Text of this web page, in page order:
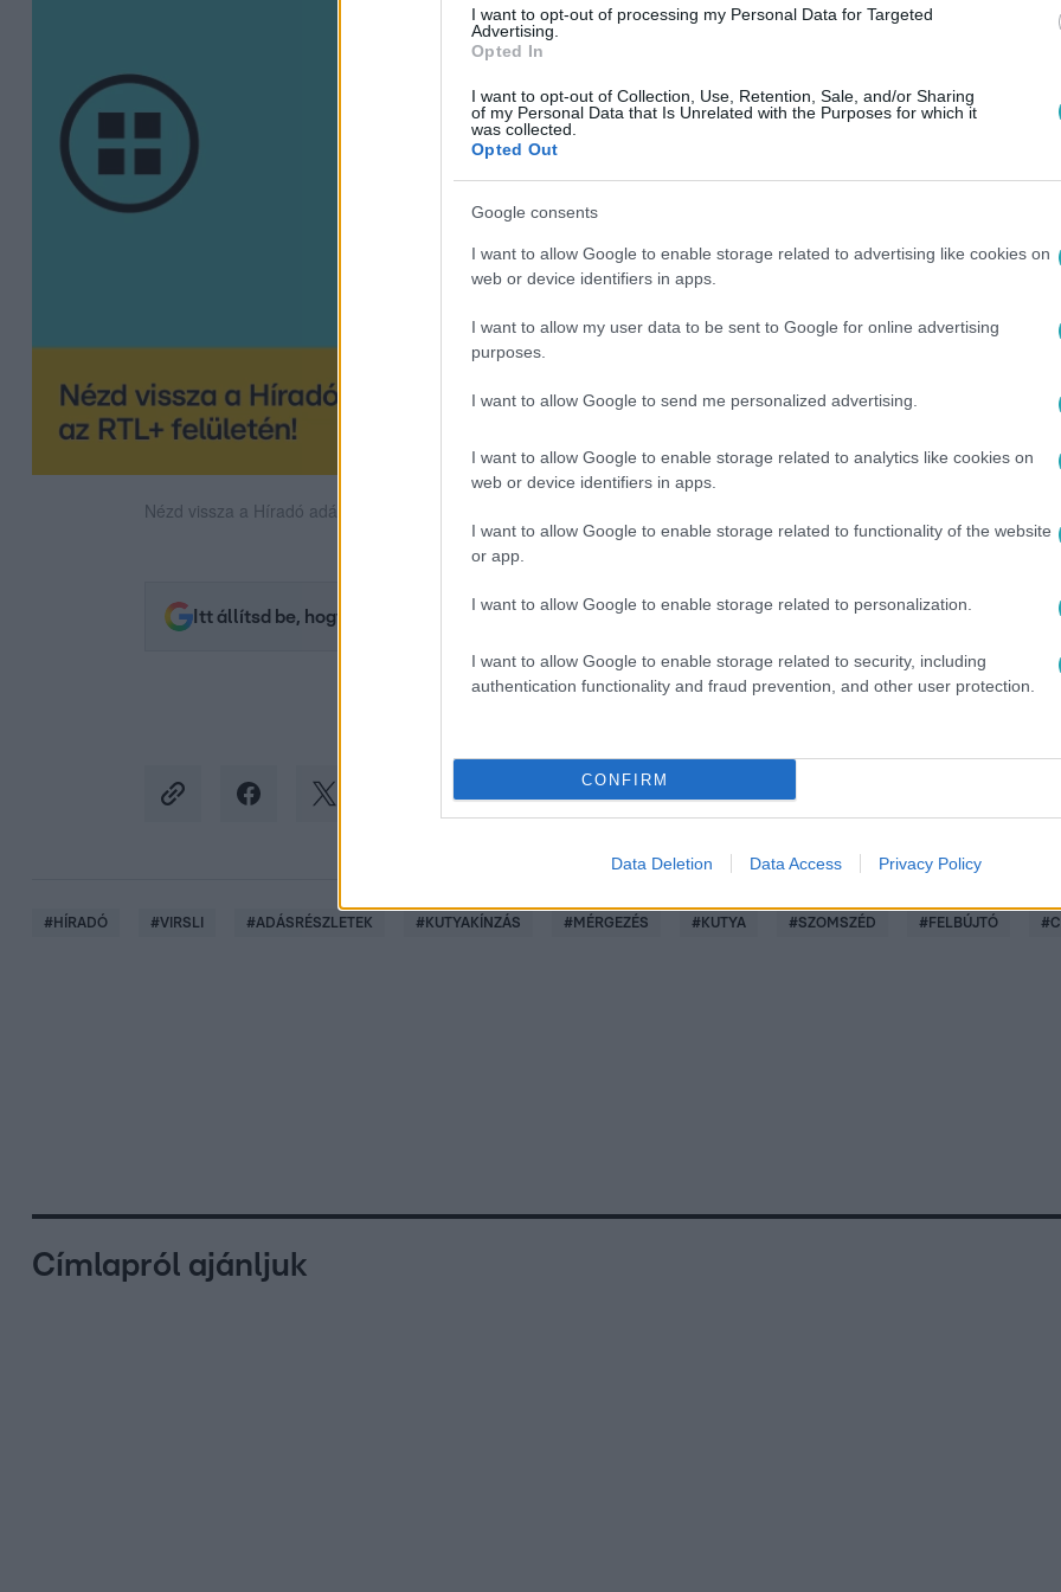
I want to opt-out of processing my Personal Data for Targeted
Advertising.
Opted In
I want to opt-out of Collection, Use, Retention, Sale, and/or Sharing
of my Personal Data that Is Unrelated with the Purposes for which it
was collected.
Opted Out
Google consents
I want to allow Google to enable storage related to advertising like cookies on
web or device identifiers in apps.
I want to allow my user data to be sent to Google for online advertising
purposes.
I want to allow Google to send me personalized advertising.
I want to allow Google to enable storage related to analytics like cookies on
web or device identifiers in apps.
I want to allow Google to enable storage related to functionality of the website
or app.
I want to allow Google to enable storage related to personalization.
I want to allow Google to enable storage related to security, including
authentication functionality and fraud prevention, and other user protection.
CONFIRM
Data Deletion Data Access Privacy Policy
Nézd vissza a Híradó adásait az RTL+ felületén!
Itt állítsd be, hogy az RTL.hu az elsők között legyen a Google-találatokban!
#HÍRADÓ #VIRSLI #ADÁSRÉSZLETEK #KUTYAKÍNZÁS #MÉRGEZÉS #KUTYA #SZOMSZÉD #FELBÚJTÓ #
Címlapról ajánljuk